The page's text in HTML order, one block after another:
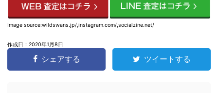
Image source:wildswans.jp/,instagram.com/,socialzine.net/
作成日：2020年1月8日
シェアする ツイートする